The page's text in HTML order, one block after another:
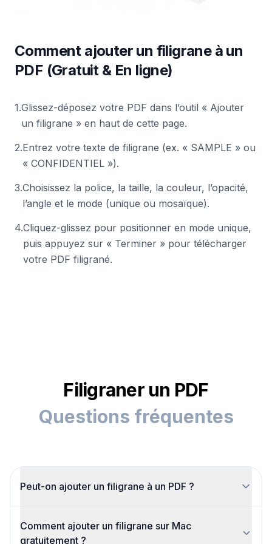
Comment ajouter un filigrane à un
PDF (Gratuit & En ligne)
1.Glissez-déposez votre PDF dans l’outil « Ajouter
un filigrane » en haut de cette page.
2.Entrez votre texte de filigrane (ex. « SAMPLE » ou
« CONFIDENTIEL »).
3.Choisissez la police, la taille, la couleur, l’opacité,
l’angle et le mode (unique ou mosaïque).
4.Cliquez-glissez pour positionner en mode unique,
puis appuyez sur « Terminer » pour télécharger
votre PDF filigrané.
Filigraner un PDF
Questions fréquentes
Peut-on ajouter un filigrane à un PDF ?
(SAMPLE, BROUILLON, CONFIDENTIEL),
Comment ajouter un filigrane sur Mac
gratuitement ?